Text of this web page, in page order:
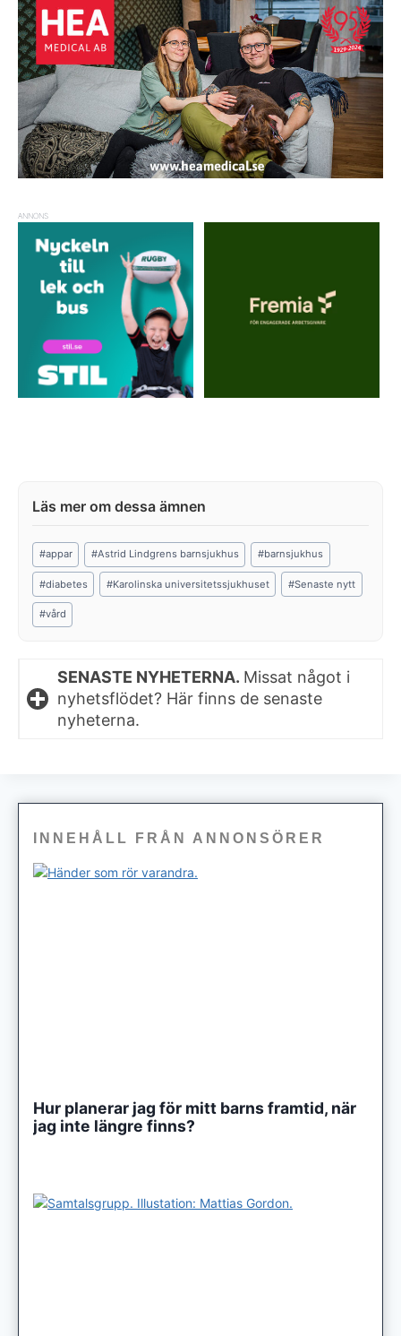
ANNONS
Post
Tags:
#appar #Astrid Lindgrens barnsjukhus #barnsjukhus
#diabetes #Karolinska universitetssjukhuset #Senaste nytt
#vård
SENASTE NYHETERNA. Missat något i
nyhetsflödet? Här finns de senaste
nyheterna.
INNEHÅLL FRÅN ANNONSÖRER
Hur planerar jag för mitt barns framtid, när
jag inte längre finns?